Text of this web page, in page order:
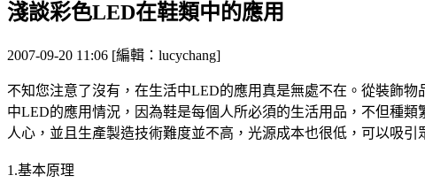
淺談彩色LED在鞋類中的應用
2007-09-20 11:06 [編輯：lucychang]
不知您注意了沒有，在生活中LED的應用真是無處不在。從裝飾
中LED的應用情況，因為鞋是每個人所必須的生活用品，不但種
人心，並且生產製造技術難度並不高，光源成本也很低，可以吸引
1.基本原理